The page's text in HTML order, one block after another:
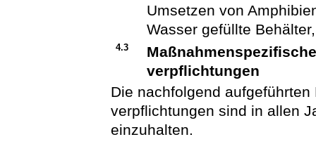
Umsetzen von
Wasser gefüllte
4.3
verpflichtungen
Die nachfolgend
verpflichtungen sind in allen
einzuhalten.